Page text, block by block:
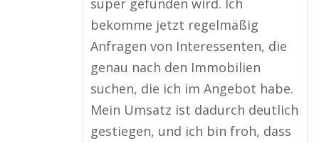
super gefunden wird. Ich
bekomme jetzt regelmäßig
Anfragen von Interessenten, die
genau nach den Immobilien
suchen, die ich im Angebot habe.
Mein Umsatz ist dadurch deutlich
gestiegen, und ich bin froh, dass